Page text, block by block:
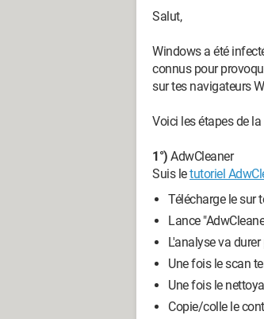
Salut,
Windows a été
connus pour
sur tes navigateurs
Voici les étapes de
1°) AdwCleaner
Suis letutoriel
Télécharge le sur
Lance
L'analyse va
Une fois le scan
Une fois le
Copie/colle le